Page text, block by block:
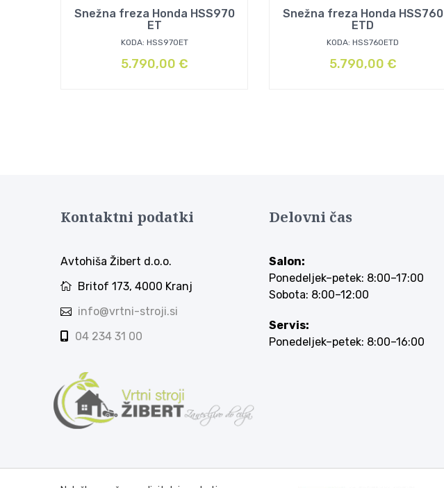
Snežna freza Honda HSS970
ET
KODA: HSS970ET
5.790,00 €
Snežna freza Honda HSS760
ETD
KODA: HSS760ETD
5.790,00 €
Kontaktni podatki
Avtohiša Žibert d.o.o.
Britof 173, 4000 Kranj
info@vrtni-stroji.si
04 234 31 00
Delovni čas
Salon:
Ponedeljek–petek: 8:00–17:00
Sobota: 8:00–12:00
Servis:
Ponedeljek–petek: 8:00–16:00